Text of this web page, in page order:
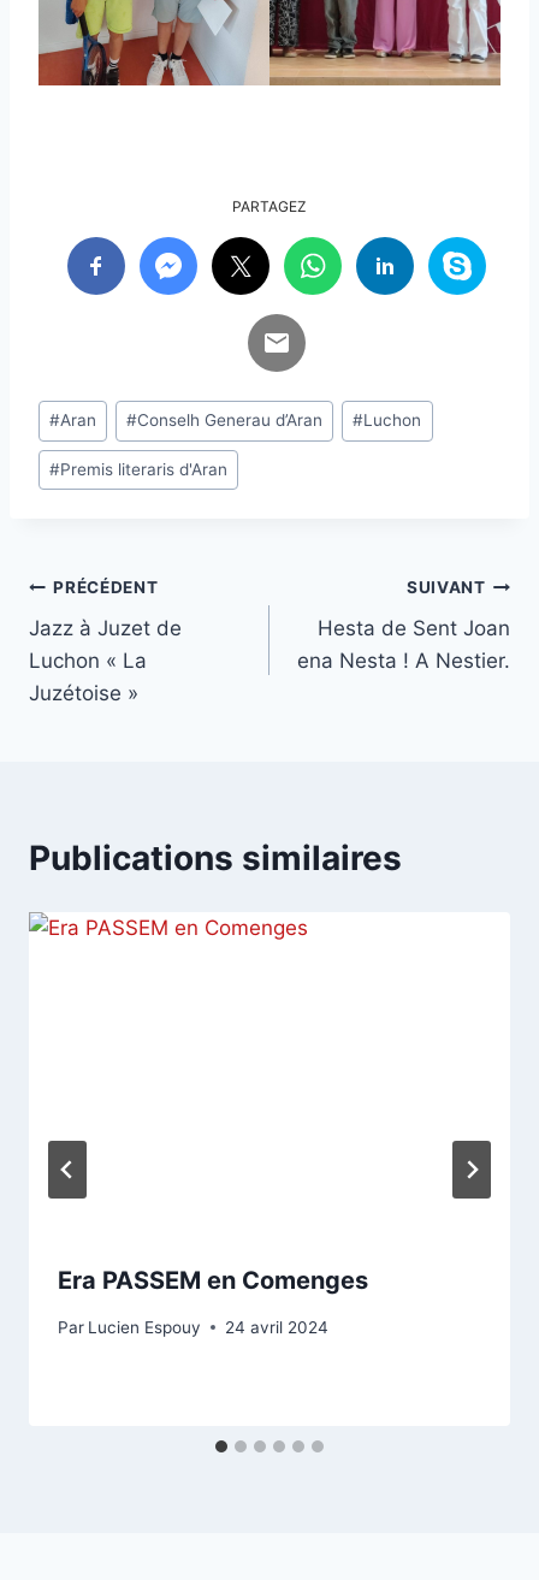
PARTAGEZ
Étiquettes
de
la
#Aran #Conselh Generau d’Aran #Luchon
#Premis literaris d'Aran
Navigation
de
l’article
PRÉCÉDENT
Jazz à Juzet de
Luchon « La
Juzétoise »
SUIVANT
Hesta de Sent Joan
ena Nesta ! A Nestier.
Publications similaires
Era PASSEM en Comenges
Par Lucien Espouy 24 avril 2024